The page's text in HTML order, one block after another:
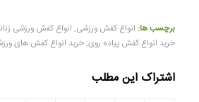
برچسب ها: انواع کفش ورزشی, انواع کفش ورزشی
خرید انواع کفش پیاده روی,خرید انواع کفش های
اشتراک این مطلب